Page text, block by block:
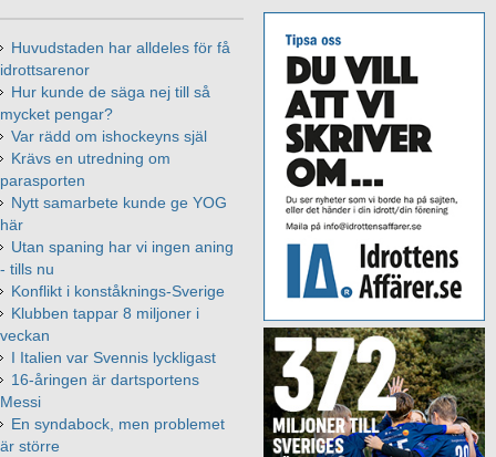
Huvudstaden har alldeles för få
idrottsarenor
Hur kunde de säga nej till så
mycket pengar?
Var rädd om ishockeyns själ
Krävs en utredning om
parasporten
Nytt samarbete kunde ge YOG
här
Utan spaning har vi ingen aning
- tills nu
Konflikt i konståknings-Sverige
Klubben tappar 8 miljoner i
veckan
I Italien var Svennis lyckligast
16-åringen är dartsportens
Messi
En syndabock, men problemet
är större